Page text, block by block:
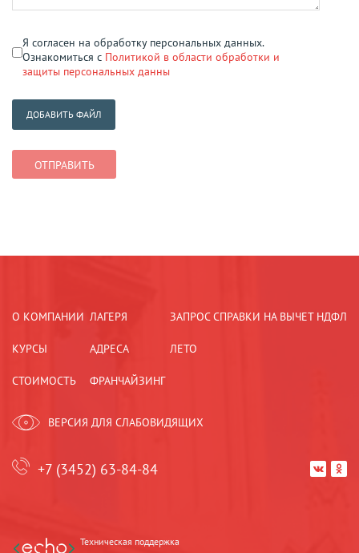
Я согласен на обработку персональных данных.
Ознакомиться с Политикой в области обработки и
защиты персональных данны
ДОБАВИТЬ ФАЙЛ
О КОМПАНИИ
КУРСЫ
СТОИМОСТЬ
ЛАГЕРЯ
АДРЕСА
ФРАНЧАЙЗИНГ
ЗАПРОС СПРАВКИ НА ВЫЧЕТ НДФЛ
ЛЕТО
ВЕРСИЯ ДЛЯ СЛАБОВИДЯЩИХ
+7 (3452) 63-84-84  
Техническая поддержка